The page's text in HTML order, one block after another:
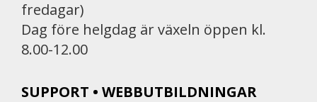
fredagar)
Dag före helgdag är växeln öppen kl.
8.00-12.00
SUPPORT • WEBBUTBILDNINGAR